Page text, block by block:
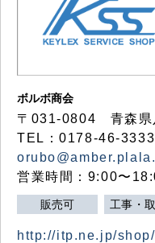
ボルボ商会
〒031-0804 青森県
TEL：0178-46-
営業時間：9:00〜
販売可 工事・
http://itp.ne.jp/